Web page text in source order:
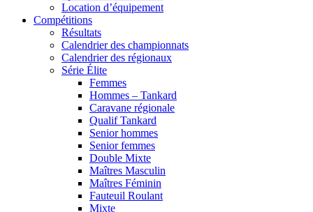
Location d’équipement
Compétitions
Résultats
Calendrier des championnats
Calendrier des régionaux
Série Élite
Femmes
Hommes – Tankard
Caravane régionale
Qualif Tankard
Senior hommes
Senior femmes
Double Mixte
Maîtres Masculin
Maîtres Féminin
Fauteuil Roulant
Mixte